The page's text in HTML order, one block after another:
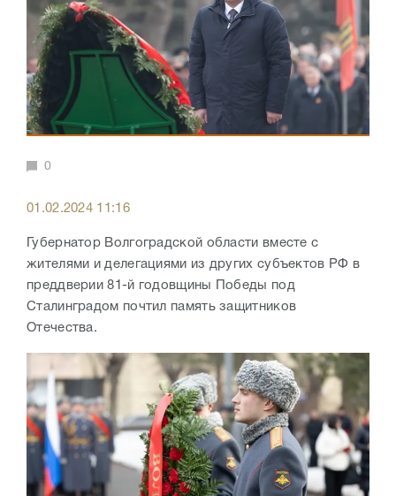
0
01.02.2024 11:16
Губернатор Волгоградской области вместе с
жителями и делегациями из других субъектов РФ в
преддверии 81-й годовщины Победы под
Сталинградом почтил память защитников
Отечества.